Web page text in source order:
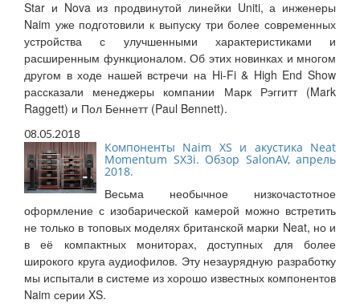
Star и Nova из продвинутой линейки Uniti, а инженеры
Naim уже подготовили к выпуску три более современных
устройства с улучшенными характеристиками и
расширенным функционалом. Об этих новинках и многом
другом в ходе нашей встречи на Hi-Fi & High End Show
рассказали менеджеры компании Марк Рэггитт (Mark
Raggett) и Пол Беннетт (Paul Bennett).
08.05.2018
Компоненты Naim XS и акустика Neat
Momentum SX3i. Обзор SalonAV, апрель
2018.
Весьма необычное низкочастотное
оформление с изобарической камерой можно встретить
не только в топовых моделях британской марки Neat, но и
в её компактных мониторах, доступных для более
широкого круга аудиофилов. Эту незаурядную разработку
мы испытали в системе из хорошо известных компонентов
Naim серии XS.